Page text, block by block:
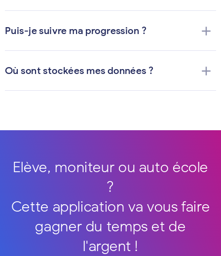
Puis-je suivre ma progression ? add
Où sont stockées mes données ? add
Elève, moniteur ou auto école
?
Cette application va vous faire
gagner du temps et de
l'argent !